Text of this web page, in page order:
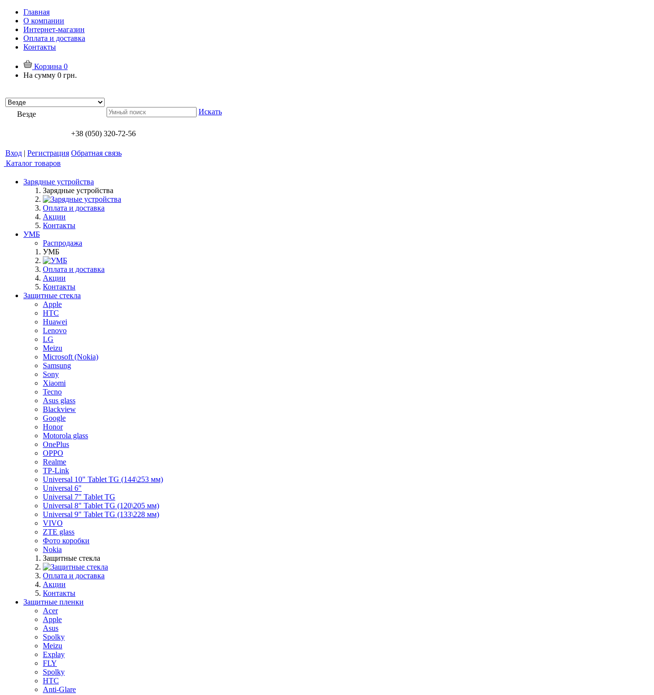
Главная
О компании
Интернет-магазин
Оплата и доставка
Контакты
Корзина 0
На сумму 0 грн.
Везде Искать
+38 (050) 320-72-56
Вход | Регистрация Обратная связь
Каталог товаров
Зарядные устройства
Зарядные устройства
Оплата и доставка
Акции
Контакты
УМБ
Распродажа
УМБ
Оплата и доставка
Акции
Контакты
Защитные стекла
Apple
HTC
Huawei
Lenovo
LG
Meizu
Microsoft (Nokia)
Samsung
Sony
Xiaomi
Tecno
Asus glass
Blackview
Google
Honor
Motorola glass
OnePlus
OPPO
Realme
TP-Link
Universal 10" Tablet TG (144\253 мм)
Universal 6"
Universal 7" Tablet TG
Universal 8" Tablet TG (120\205 мм)
Universal 9" Tablet TG (133\228 мм)
VIVO
ZTE glass
Фото коробки
Nokia
Защитные стекла
Оплата и доставка
Акции
Контакты
Защитные пленки
Acer
Apple
Asus
Spolky
Meizu
Explay
FLY
Spolky
HTC
Anti-Glare